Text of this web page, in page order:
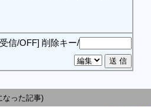
信/OFF] 削除キー/
なった記事)